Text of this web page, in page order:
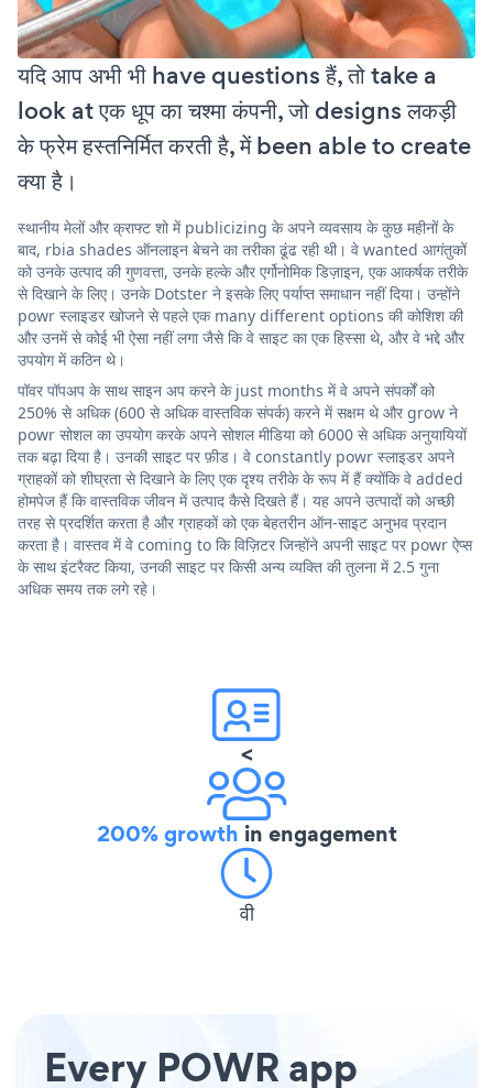
यदि आप अभी भी have questions हैं, तो take a
look at एक धूप का चश्मा कंपनी, जो designs लकड़ी
के फ्रेम हस्तनिर्मित करती है, में been able to create
क्या है।
स्थानीय मेलों और क्राफ्ट शो में publicizing के अपने व्यवसाय के कुछ महीनों के
बाद, rbia shades ऑनलाइन बेचने का तरीका ढूंढ रही थी। वे wanted आगंतुकों
को उनके उत्पाद की गुणवत्ता, उनके हल्के और एर्गोनोमिक डिज़ाइन, एक आकर्षक तरीके
से दिखाने के लिए। उनके Dotster ने इसके लिए पर्याप्त समाधान नहीं दिया। उन्होंने
powr स्लाइडर खोजने से पहले एक many different options की कोशिश की
और उनमें से कोई भी ऐसा नहीं लगा जैसे कि वे साइट का एक हिस्सा थे, और वे भद्दे और
उपयोग में कठिन थे।
पॉवर पॉपअप के साथ साइन अप करने के just months में वे अपने संपर्कों को
250% से अधिक (600 से अधिक वास्तविक संपर्क) करने में सक्षम थे और grow ने
powr सोशल का उपयोग करके अपने सोशल मीडिया को 6000 से अधिक अनुयायियों
तक बढ़ा दिया है। उनकी साइट पर फ़ीड। वे constantly powr स्लाइडर अपने
ग्राहकों को शीघ्रता से दिखाने के लिए एक दृश्य तरीके के रूप में हैं क्योंकि वे added
होमपेज हैं कि वास्तविक जीवन में उत्पाद कैसे दिखते हैं। यह अपने उत्पादों को अच्छी
तरह से प्रदर्शित करता है और ग्राहकों को एक बेहतरीन ऑन-साइट अनुभव प्रदान
करता है। वास्तव में वे coming to कि विज़िटर जिन्होंने अपनी साइट पर powr ऐप्स
के साथ इंटरैक्ट किया, उनकी साइट पर किसी अन्य व्यक्ति की तुलना में 2.5 गुना
अधिक समय तक लगे रहे।
<
200% growth in engagement
वी
Every POWR app